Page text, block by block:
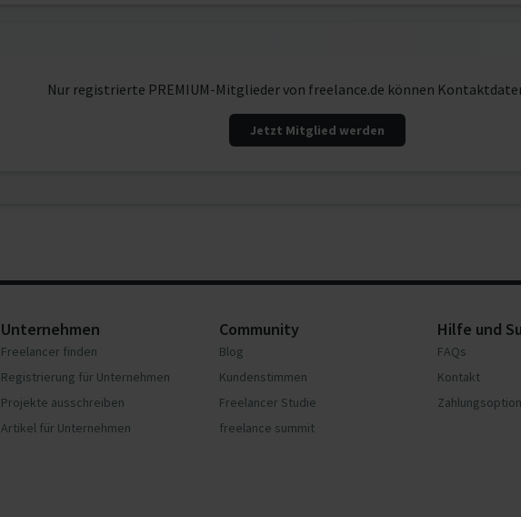
Nur registrierte PREMIUM-Mitglieder von freelance.de können
Jetzt Mitglied werden
Unternehmen
Freelancer finden
Registrierung für Unternehmen
Projekte ausschreiben
Artikel für Unternehmen
Community
Blog
Kundenstimmen
Freelancer Studie
freelance summit
Hilfe und
FAQs
Kontakt